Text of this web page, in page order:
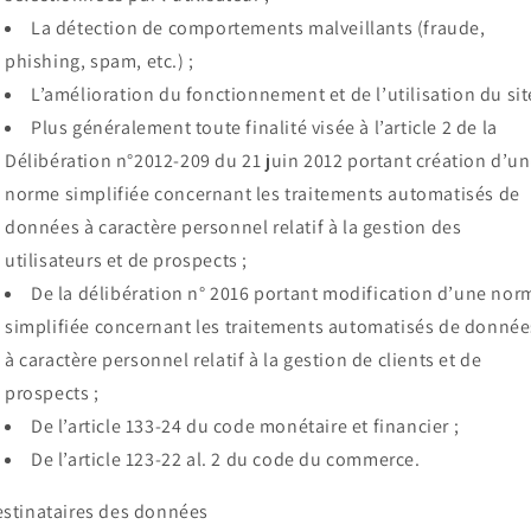
La détection de comportements malveillants (fraude,
phishing, spam, etc.) ;
L’amélioration du fonctionnement et de l’utilisation du
Plus généralement toute finalité visée à l’article 2 de la
Délibération n°2012-209 du 21 juin 2012 portant création
norme simplifiée concernant les traitements automatisés de
données à caractère personnel relatif à la gestion des
utilisateurs et de prospects ;
De la délibération n° 2016 portant modification d’une
simplifiée concernant les traitements automatisés de
à caractère personnel relatif à la gestion de clients et de
prospects ;
De l’article 133-24 du code monétaire et financier ;
De l’article 123-22 al. 2 du code du commerce.
des données